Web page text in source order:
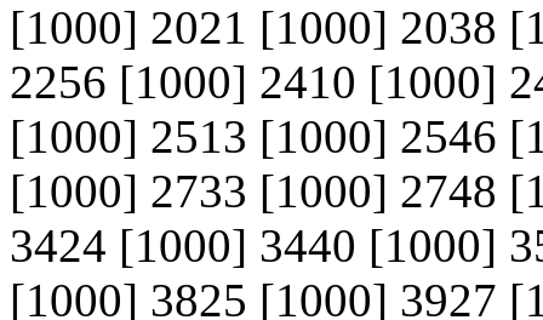
[1000] 2021 [1000] 2038
2256 [1000] 2410 [1000]
[1000] 2513 [1000] 2546
[1000] 2733 [1000] 2748
3424 [1000] 3440 [1000]
[1000] 3825 [1000] 3927